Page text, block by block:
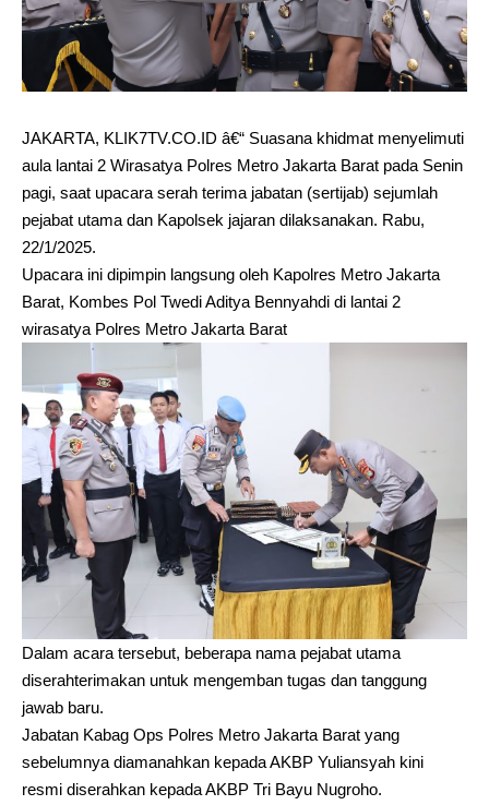
JAKARTA, KLIK7TV.CO.ID â€“ Suasana khidmat menyelimuti
aula lantai 2 Wirasatya Polres Metro Jakarta Barat pada Senin
pagi, saat upacara serah terima jabatan (sertijab) sejumlah
pejabat utama dan Kapolsek jajaran dilaksanakan. Rabu,
22/1/2025.
Upacara ini dipimpin langsung oleh Kapolres Metro Jakarta
Barat, Kombes Pol Twedi Aditya Bennyahdi di lantai 2
wirasatya Polres Metro Jakarta Barat
Dalam acara tersebut, beberapa nama pejabat utama
diserahterimakan untuk mengemban tugas dan tanggung
jawab baru.
Jabatan Kabag Ops Polres Metro Jakarta Barat yang
sebelumnya diamanahkan kepada AKBP Yuliansyah kini
resmi diserahkan kepada AKBP Tri Bayu Nugroho.